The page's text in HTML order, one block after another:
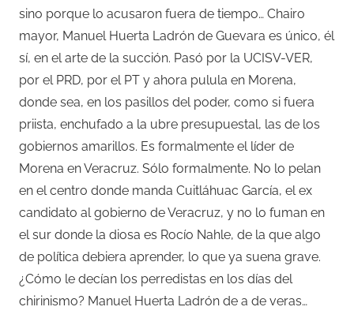
sino porque lo acusaron fuera de tiempo… Chairo
mayor, Manuel Huerta Ladrón de Guevara es único, él
sí, en el arte de la succión. Pasó por la UCISV-VER,
por el PRD, por el PT y ahora pulula en Morena,
donde sea, en los pasillos del poder, como si fuera
priista, enchufado a la ubre presupuestal, las de los
gobiernos amarillos. Es formalmente el líder de
Morena en Veracruz. Sólo formalmente. No lo pelan
en el centro donde manda Cuitláhuac García, el ex
candidato al gobierno de Veracruz, y no lo fuman en
el sur donde la diosa es Rocío Nahle, de la que algo
de política debiera aprender, lo que ya suena grave.
¿Cómo le decían los perredistas en los días del
chirinismo? Manuel Huerta Ladrón de a de veras…